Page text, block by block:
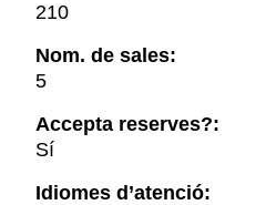
210
Nom. de sales:
5
Accepta reserves?:
Sí
Idiomes d’atenció: